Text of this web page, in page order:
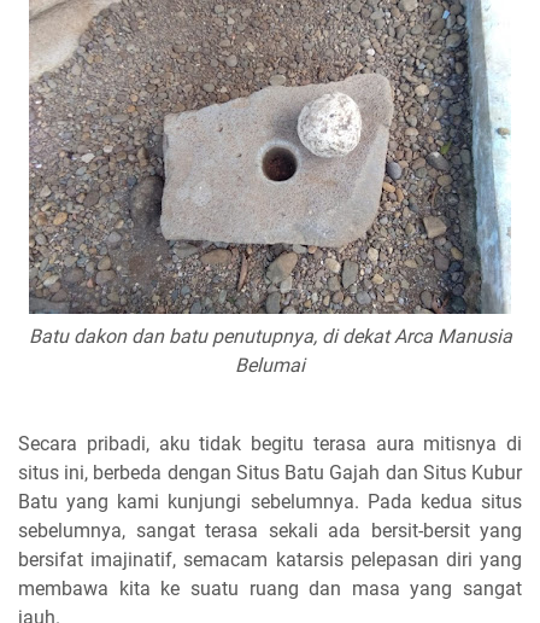
Batu dakon dan batu penutupnya, di dekat Arca Manusia
Belumai
Secara pribadi, aku tidak begitu terasa aura mitisnya di
situs ini, berbeda dengan Situs Batu Gajah dan Situs Kubur
Batu yang kami kunjungi sebelumnya. Pada kedua situs
sebelumnya, sangat terasa sekali ada bersit-bersit yang
bersifat imajinatif, semacam katarsis pelepasan diri yang
membawa kita ke suatu ruang dan masa yang sangat
jauh.